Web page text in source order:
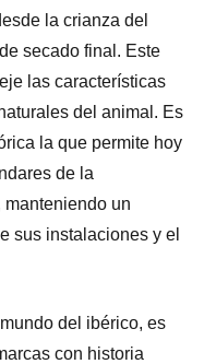
la crianza del
secado final. Este
las características
del animal. Es
la que permite hoy
de la
manteniendo un
sus instalaciones y el
del ibérico, es
con historia